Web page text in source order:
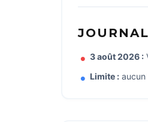
3 août 2026 :
Limite : aucun